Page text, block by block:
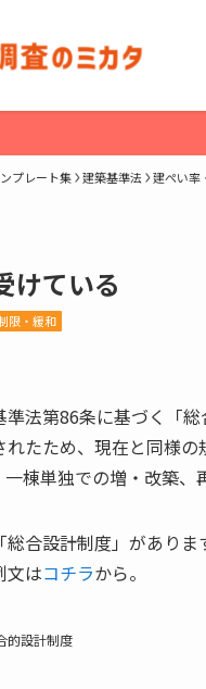
プレート集 建築基準法 建ぺい率
けている
限・緩和
準法第86条に基づく
れたため、現在と同様
棟単独での増・改築、
合設計制度」がありま
文はコチラから。
的設計制度